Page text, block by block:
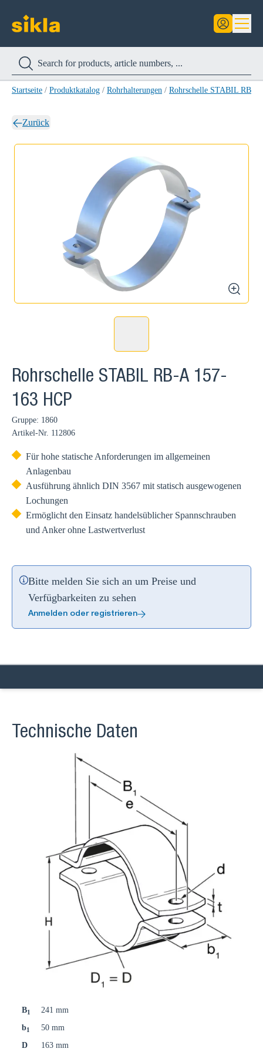
Startseite / Produktkatalog / Rohrhalterungen / Rohrschelle STABIL RB-A
Zurück
zoom
Rohrschelle STABIL RB-A 157-
163 HCP
Gruppe: 1860
Artikel-Nr. 112806
Für hohe statische Anforderungen im allgemeinen
Anlagenbau
Ausführung ähnlich DIN 3567 mit statisch ausgewogenen
Lochungen
Ermöglicht den Einsatz handelsüblicher Spannschrauben
und Anker ohne Lastwertverlust
Bitte melden Sie sich an um Preise und
Verfügbarkeiten zu sehen
Anmelden oder registrieren
Technische Daten
B1
241 mm
b1
50 mm
D
163 mm